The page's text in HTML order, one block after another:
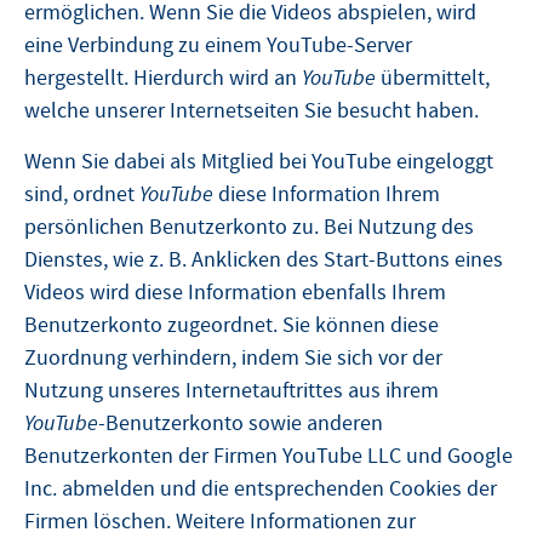
ermöglichen. Wenn Sie die Videos abspielen, wird
eine Verbindung zu einem YouTube-Server
hergestellt. Hierdurch wird an YouTube übermittelt,
welche unserer Internetseiten Sie besucht haben.
Wenn Sie dabei als Mitglied bei YouTube eingeloggt
sind, ordnet YouTube diese Information Ihrem
persönlichen Benutzerkonto zu. Bei Nutzung des
Dienstes, wie z. B. Anklicken des Start-Buttons eines
Videos wird diese Information ebenfalls Ihrem
Benutzerkonto zugeordnet. Sie können diese
Zuordnung verhindern, indem Sie sich vor der
Nutzung unseres Internetauftrittes aus ihrem
YouTube-Benutzerkonto sowie anderen
Benutzerkonten der Firmen YouTube LLC und Google
Inc. abmelden und die entsprechenden Cookies der
Firmen löschen. Weitere Informationen zur